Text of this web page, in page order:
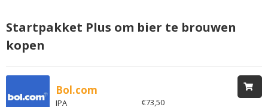
Startpakket Plus om bier te brouwen
kopen
Bol.com
IPA €73,50